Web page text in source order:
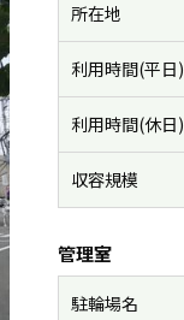
所在地
利用時間(平日)
利用時間(休日)
収容規模
管理室
駐輪場名